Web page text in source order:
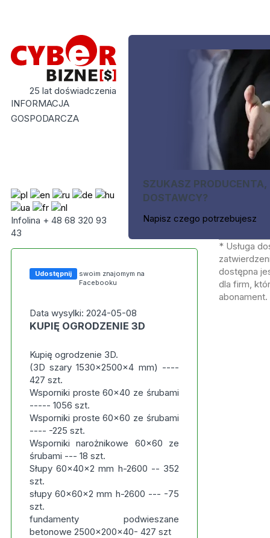
25 lat doświadczenia
INFORMACJA
GOSPODARCZA
Infolina + 48 68 320 93
43
SZUKASZ PRODUCENTA,
DOSTAWCY?
Napisz czego potrzebujesz
Udostępnij
swoim znajomym na
Facebooku
Data wysylki: 2024-05-08
KUPIĘ OGRODZENIE 3D
Kupię ogrodzenie 3D.
(3D szary 1530x2500x4 mm) ----
427 szt.
Wsporniki proste 60x40 ze śrubami
----- 1056 szt.
Wsporniki proste 60x60 ze śrubami
---- -225 szt.
Wsporniki narożnikowe 60x60 ze
śrubami --- 18 szt.
Słupy 60x40x2 mm h-2600 -- 352
szt.
słupy 60x60x2 mm h-2600 --- -75
szt.
fundamenty podwieszane
betonowe 2500x200x40- 427 szt
* Usługa
dostępna
dla firm,
abonament.